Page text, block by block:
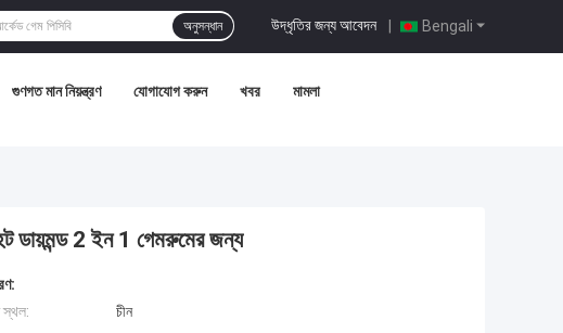
Bengali
উদ্ধৃতির জন্য আবেদন |
অনুসন্ধান
গুণগত মান নিয়ন্ত্রণ যোগাযোগ করুন খবর মামলা
হট ডায়মন্ড 2 ইন 1 গেমরুমের জন্য
স্থল:
চীন